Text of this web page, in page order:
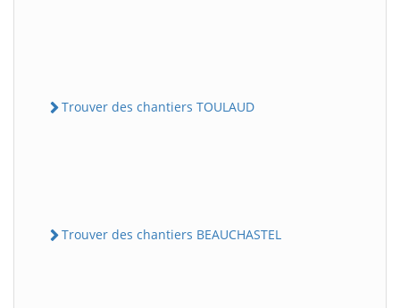
Trouver des chantiers TOULAUD
Trouver des chantiers BEAUCHASTEL